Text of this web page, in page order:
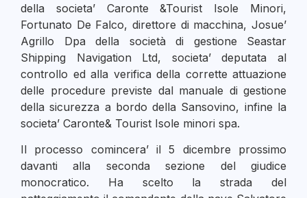
della societa’ Caronte &Tourist Isole Minori,
Fortunato De Falco, direttore di macchina, Josue’
Agrillo Dpa della società di gestione Seastar
Shipping Navigation Ltd, societa’ deputata al
controllo ed alla verifica della corrette attuazione
delle procedure previste dal manuale di gestione
della sicurezza a bordo della Sansovino, infine la
societa’ Caronte& Tourist Isole minori spa.
Il processo comincera’ il 5 dicembre prossimo
davanti alla seconda sezione del giudice
monocratico. Ha scelto la strada del